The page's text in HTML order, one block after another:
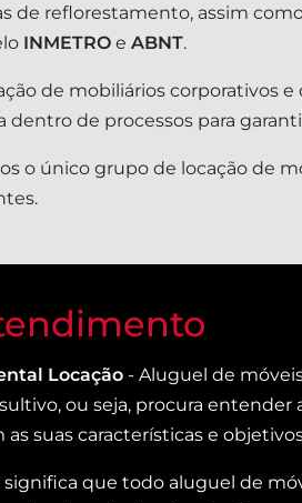
de reflorestamento, assim
INMETRO e ABNT.
de mobiliários corporativos e
de processos para
o único grupo de locação de
Locação - Aluguel de
ou seja, procura
as suas características e
significa que todo aluguel de